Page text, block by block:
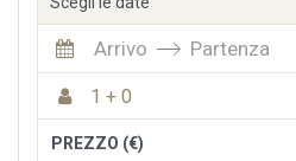
Arrivo Partenza
1 + 0
PREZZO (€)